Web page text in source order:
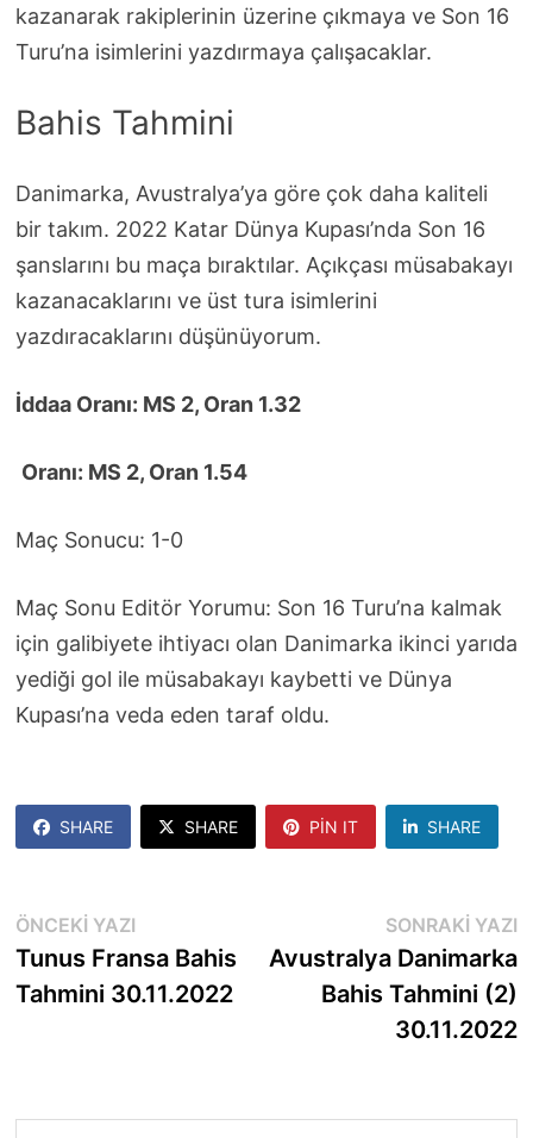
kazanarak rakiplerinin üzerine çıkmaya ve Son 16
Turu’na isimlerini yazdırmaya çalışacaklar.
Bahis Tahmini
Danimarka, Avustralya’ya göre çok daha kaliteli
bir takım. 2022 Katar Dünya Kupası’nda Son 16
şanslarını bu maça bıraktılar. Açıkçası müsabakayı
kazanacaklarını ve üst tura isimlerini
yazdıracaklarını düşünüyorum.
İddaa Oranı: MS 2, Oran 1.32
Oranı: MS 2, Oran 1.54
Maç Sonucu: 1-0
Maç Sonu Editör Yorumu: Son 16 Turu’na kalmak
için galibiyete ihtiyacı olan Danimarka ikinci yarıda
yediği gol ile müsabakayı kaybetti ve Dünya
Kupası’na veda eden taraf oldu.
SHARE SHARE PIN IT SHARE
Yazı
gezinmesi
ÖNCEKI YAZIÖnceki
yazı:
Tunus Fransa Bahis
Tahmini 30.11.2022
SONRAKI YAZI
Avustralya Danimarka
Bahis Tahmini (2)
30.11.2022